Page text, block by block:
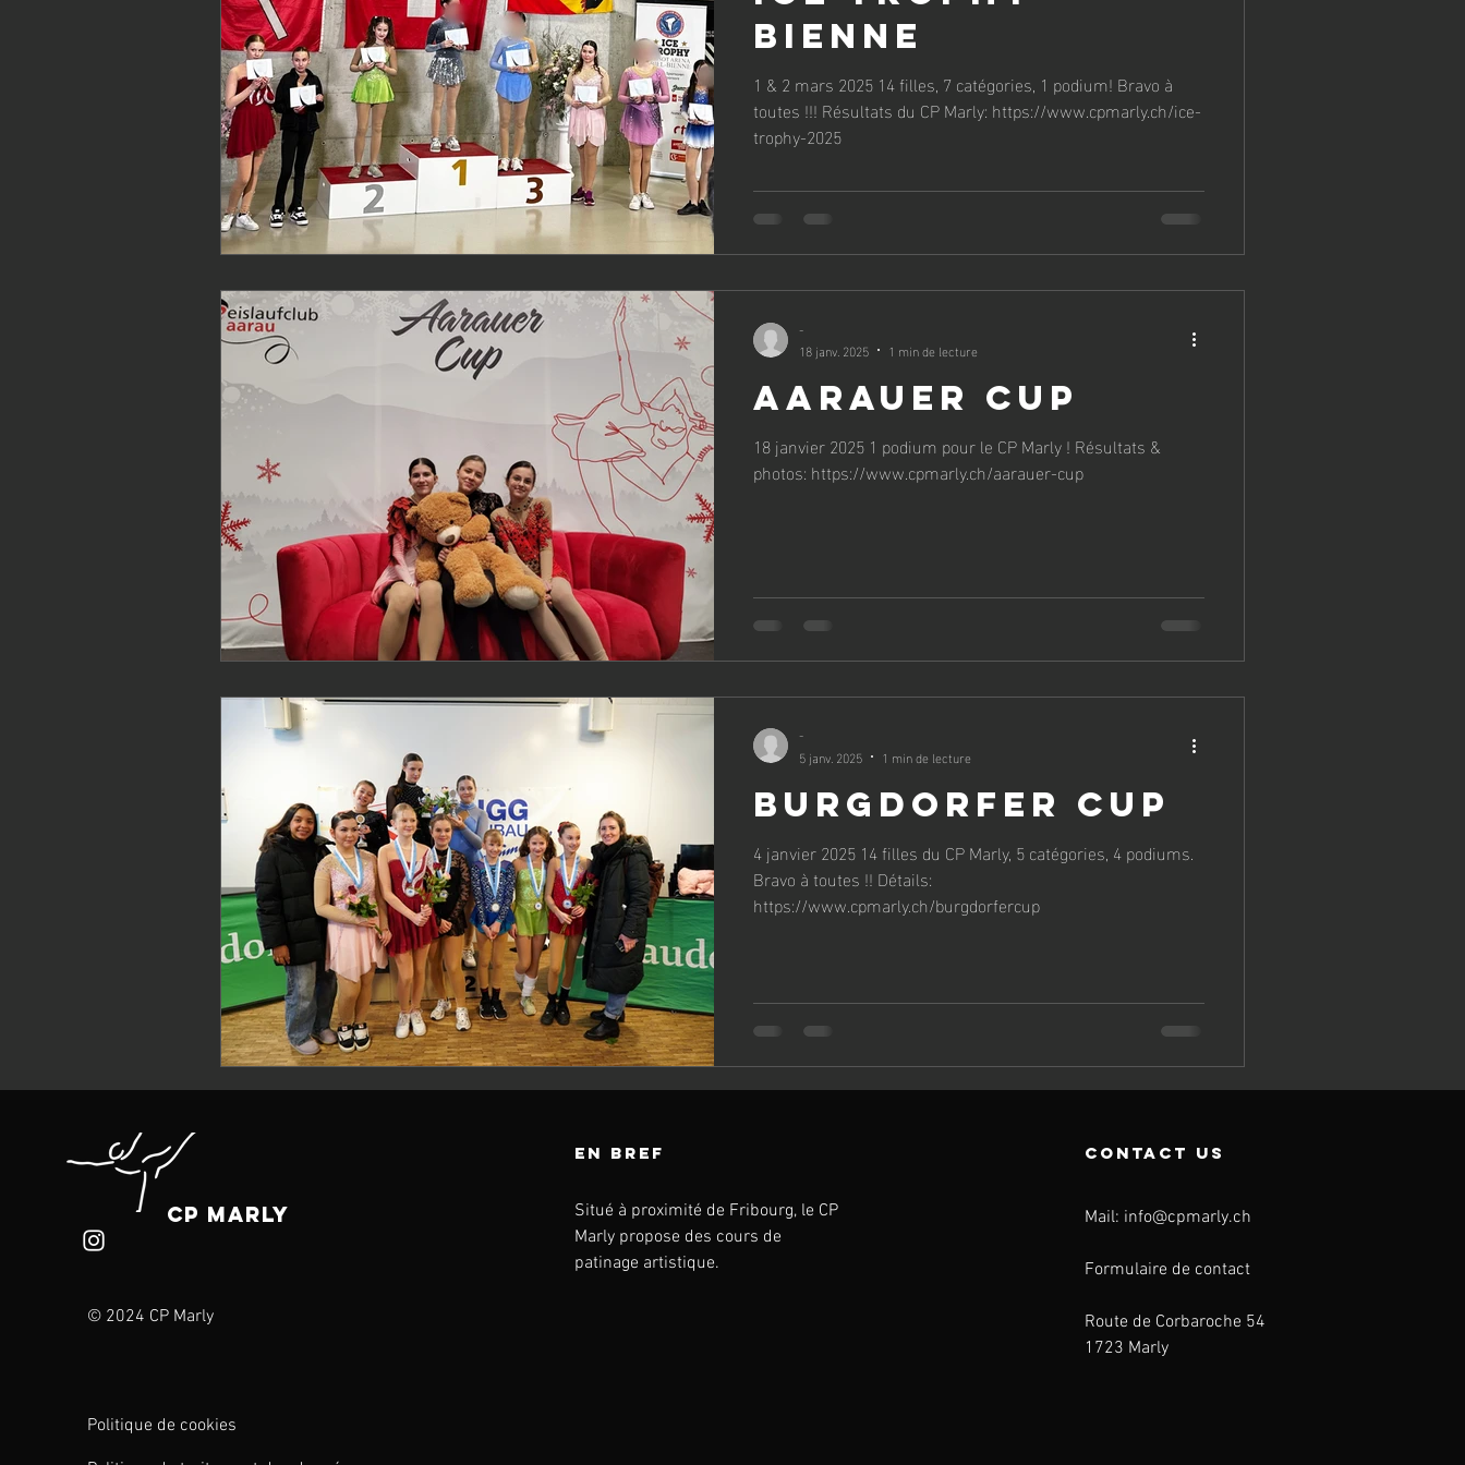
Bienne
1 & 2 mars 2025 14 filles, 7 catégories, 1 podium! Bravo à
toutes !!! Résultats du CP Marly: https://www.cpmarly.ch/ice-
trophy-2025
Aarauer Cup
18 janvier 2025 1 podium pour le CP Marly ! Résultats &
photos: https://www.cpmarly.ch/aarauer-cup
-
18 janv. 2025
1 min de lecture
Burgdorfer Cup
4 janvier 2025 14 filles du CP Marly, 5 catégories, 4 podiums.
Bravo à toutes !! Détails:
https://www.cpmarly.ch/burgdorfercup
-
5 janv. 2025
1 min de lecture
CP Marly
© 2024 CP Marly
Politique de cookies
en bref
Situé à proximité de Fribourg, le CP
Marly propose des cours de
patinage artistique.
contact us
Mail: info@cpmarly.ch
Formulaire de contact
Route de Corbaroche 54
1723 Marly